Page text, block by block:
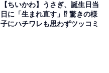
【ちいかわ】うさぎ、誕生日当
日に「生まれ直す」⁉ 驚きの様
子にハチワレも思わずツッコミ